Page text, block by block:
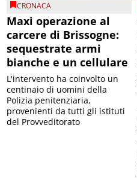
CRONACA
Maxi operazione al
carcere di Brissogne:
sequestrate armi
bianche e un cellulare
L'intervento ha coinvolto un
centinaio di uomini della
Polizia penitenziaria,
provenienti da tutti gli istituti
del Provveditorato